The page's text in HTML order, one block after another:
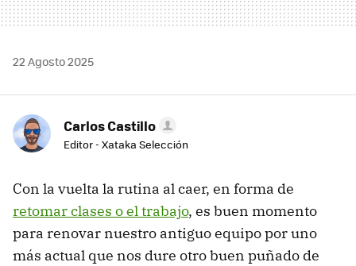
22 Agosto 2025
Carlos Castillo
Editor - Xataka Selección
Con la vuelta la rutina al caer, en forma de
retomar clases o el trabajo, es buen momento
para renovar nuestro antiguo equipo por uno
más actual que nos dure otro buen puñado de